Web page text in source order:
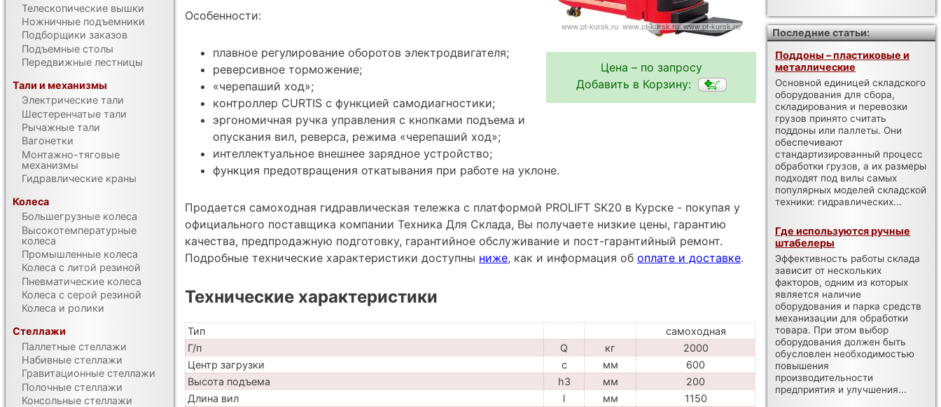
Цена – по запросу
Добавить в Корзину:
Особенности:
плавное регулирование оборотов электродвигателя;
реверсивное торможение;
«черепаший ход»;
контроллер CURTIS с функцией самодиагностики;
эргономичная ручка управления с кнопками подъема и
опускания вил, реверса, режима «черепаший ход»;
интеллектуальное внешнее зарядное устройство;
функция предотвращения откатывания при работе на уклоне.
Продается самоходная гидравлическая тележка с платформой PROLIFT SK20 в Курске - покупая у
официального поставщика компании Техника Для Склада, Вы получаете низкие цены, гарантию
качества, предпродажную подготовку, гарантийное обслуживание и пост-гарантийный ремонт.
Подробные технические характеристики доступны ниже, как и информация об оплате и доставке.
Технические характеристики
Тип
самоходная
Г/п
Q кг
2000
Центр загрузки
c мм
600
Высота подъема
h3 мм
200
Длина вил
l мм
1150
Телескопические вышки
Ножничные подъемники
Подборщики заказов
Подъемные столы
Передвижные лестницы
Тали и механизмы
Электрические тали
Шестеренчатые тали
Рычажные тали
Вагонетки
Монтажно-тяговые
механизмы
Гидравлические краны
Колеса
Большегрузные колеса
Высокотемпературные
колеса
Промышленные колеса
Колеса с литой резиной
Пневматические колеса
Колеса с серой резиной
Колеса и ролики
Стеллажи
Паллетные стеллажи
Набивные стеллажи
Гравитационные стеллажи
Полочные стеллажи
Консольные стеллажи
Последние статьи:
Поддоны – пластиковые и
металлические
Основной единицей складского
оборудования для сбора,
складирования и перевозки
грузов принято считать
поддоны или паллеты. Они
обеспечивают
стандартизированный процесс
обработки грузов, а их размеры
подходят под вилы самых
популярных моделей складской
техники: гидравлических...
Где используются ручные
штабелеры
Эффективность работы склада
зависит от нескольких
факторов, одним из которых
является наличие
оборудования и парка средств
механизации для обработки
товара. При этом выбор
оборудования должен быть
обусловлен необходимостью
повышения
производительности
предприятия и улучшения...